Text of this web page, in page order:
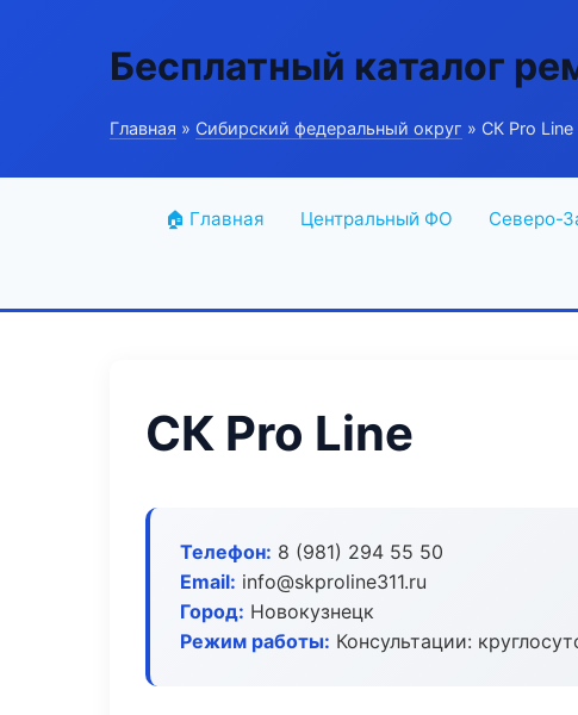
Бесплатный каталог
Главная » Сибирский федеральный округ » СК Pro Line
🏠 Главная Центральный ФО Северо-
СК Pro Line
Телефон: 8 (981) 294 55 50
Email: info@skproline311.ru
Город: Новокузнецк
Режим работы: Консультации: